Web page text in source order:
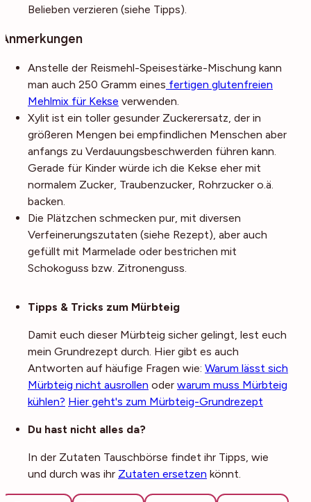
Belieben verzieren (siehe Tipps).
Anmerkungen
Anstelle der Reismehl-Speisestärke-Mischung kann
man auch 250 Gramm eines fertigen glutenfreien
Mehlmix für Kekse verwenden.
Xylit ist ein toller gesunder Zuckerersatz, der in
größeren Mengen bei empfindlichen Menschen aber
anfangs zu Verdauungsbeschwerden führen kann.
Gerade für Kinder würde ich die Kekse eher mit
normalem Zucker, Traubenzucker, Rohrzucker o.ä.
backen.
Die Plätzchen schmecken pur, mit diversen
Verfeinerungszutaten (siehe Rezept), aber auch
gefüllt mit Marmelade oder bestrichen mit
Schokoguss bzw. Zitronenguss.
Tipps & Tricks zum Mürbteig
Damit euch dieser Mürbteig sicher gelingt, lest euch
mein Grundrezept durch. Hier gibt es auch
Antworten auf häufige Fragen wie: Warum lässt sich
Mürbteig nicht ausrollen oder warum muss Mürbteig
kühlen? Hier geht's zum Mürbteig-Grundrezept
Du hast nicht alles da?
In der Zutaten Tauschbörse findet ihr Tipps, wie
und durch was ihr Zutaten ersetzen könnt.